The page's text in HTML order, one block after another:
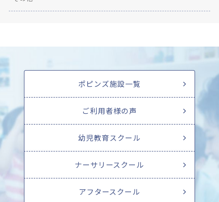
ポピンズ施設一覧
ご利用者様の声
幼児教育スクール
ナーサリースクール
アフタースクール